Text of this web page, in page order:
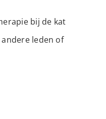
bij de kat
leden of